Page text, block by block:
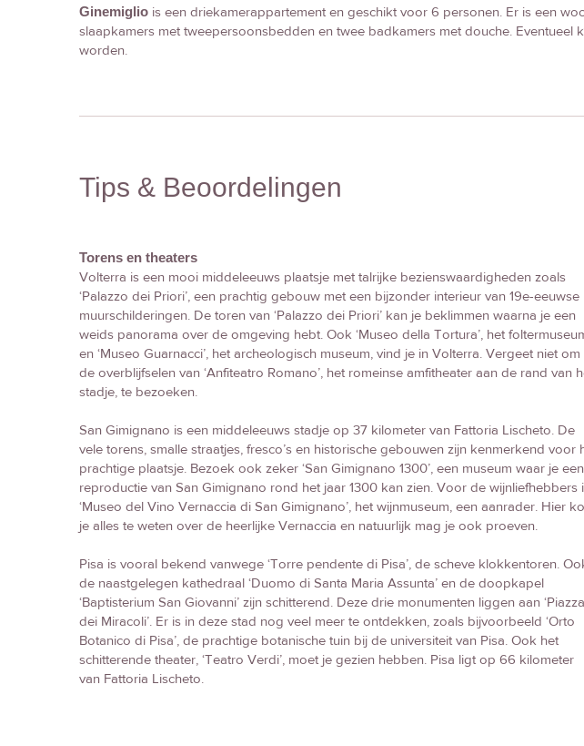
Ginemiglio is een driekamerappartement en geschikt voor 6 personen. Er is een
slaapkamers met tweepersoonsbedden en twee badkamers met douche. Eventueel
worden.
Tips & Beoordelingen
Torens en theaters
Volterra is een mooi middeleeuws plaatsje met talrijke bezienswaardigheden zoals
‘Palazzo dei Priori’, een prachtig gebouw met een bijzonder interieur van 19e-eeuwse
muurschilderingen. De toren van ‘Palazzo dei Priori’ kan je beklimmen waarna je een
weids panorama over de omgeving hebt. Ook ‘Museo della Tortura’, het
en ‘Museo Guarnacci’, het archeologisch museum, vind je in Volterra. Vergeet niet om
de overblijfselen van ‘Anfiteatro Romano’, het romeinse amfitheater aan de rand van
stadje, te bezoeken.
San Gimignano is een middeleeuws stadje op 37 kilometer van Fattoria Lischeto. De
vele torens, smalle straatjes, fresco’s en historische gebouwen zijn kenmerkend voor
prachtige plaatsje. Bezoek ook zeker ‘San Gimignano 1300’, een museum waar je een
reproductie van San Gimignano rond het jaar 1300 kan zien. Voor de wijnliefhebbers
‘Museo del Vino Vernaccia di San Gimignano’, het wijnmuseum, een aanrader. Hier
je alles te weten over de heerlijke Vernaccia en natuurlijk mag je ook proeven.
Pisa is vooral bekend vanwege ‘Torre pendente di Pisa’, de scheve klokkentoren.
de naastgelegen kathedraal ‘Duomo di Santa Maria Assunta’ en de doopkapel
‘Baptisterium San Giovanni’ zijn schitterend. Deze drie monumenten liggen aan ‘Piazza
dei Miracoli’. Er is in deze stad nog veel meer te ontdekken, zoals bijvoorbeeld ‘Orto
Botanico di Pisa’, de prachtige botanische tuin bij de universiteit van Pisa. Ook het
schitterende theater, ‘Teatro Verdi’, moet je gezien hebben. Pisa ligt op 66 kilometer
van Fattoria Lischeto.